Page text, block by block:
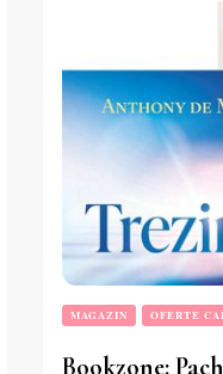
MAGAZIN OFERTE
Bookzone: